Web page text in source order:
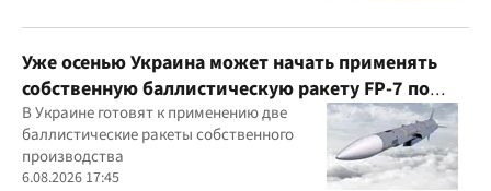
Уже осенью Украина может начать применять
собственную баллистическую ракету FP-7 по
вражеским целям
В Украине готовят к применению две
баллистические ракеты собственного
производства
6.08.2026 17:45